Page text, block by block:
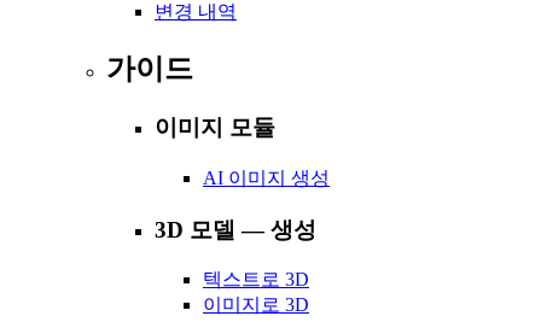
변경 내역
가이드
이미지 모듈
AI 이미지 생성
3D 모델 — 생성
텍스트로 3D
이미지로 3D